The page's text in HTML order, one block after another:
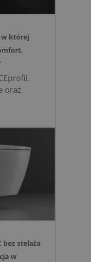
w której
oraz
na
Zamiast
na
bez stelaża
w